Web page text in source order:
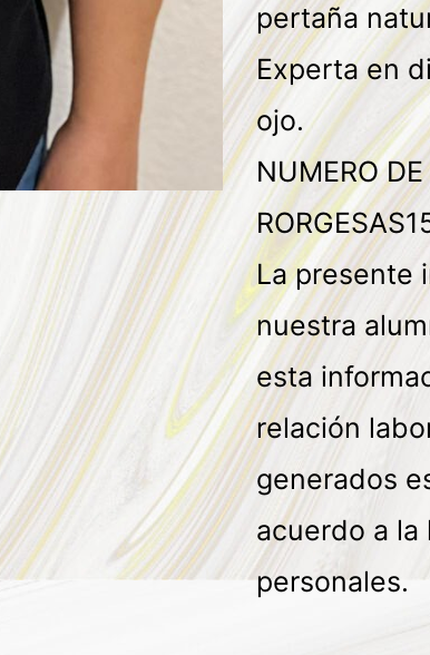
pertaña
Experta en
ojo.
NUMERO
La presente
nuestra
esta
relación
generados
acuerdo a
personales.